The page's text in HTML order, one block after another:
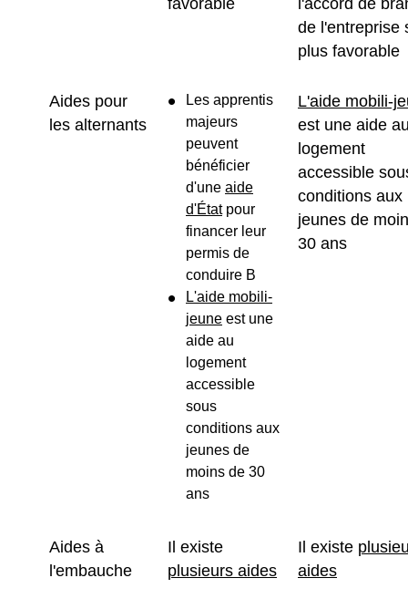
de l'entreprise
plus favorable
Aides pour
les alternants
Les apprentis
majeurs
peuvent
bénéficier
d'une aide
d'Étatpour
financer leur
permis de
conduire B
L'aide mobili-
jeune est une
aide au
logement
accessible
sous
conditions aux
jeunes de
moins de 30
ans
L'aide mobili-
est une aide
logement
accessible
conditions aux
jeunes de
30 ans
Aides à
l'embauche
Il existe
plusieurs aides
Il existe
aides